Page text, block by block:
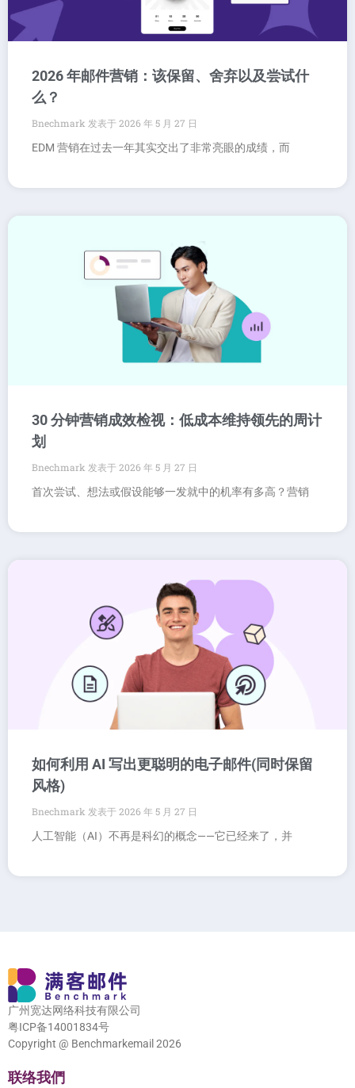
2026 年邮件营销：该保留、舍弃以及尝试什
么？
Bnechmark
2026 年 5 月 27 日
EDM 营销在过去一年其实交出了非常亮眼的成绩，而
30 分钟营销成效检视：低成本维持领先的周计
划
Bnechmark
2026 年 5 月 27 日
首次尝试、想法或假设能够一发就中的机率有多高？营销
如何利用 AI 写出更聪明的电子邮件(同时保留
风格)
Bnechmark
2026 年 5 月 27 日
人工智能（AI）不再是科幻的概念——它已经来了，并
广州宽达网络科技有限公司
粤ICP备14001834号
Copyright @ Benchmarkemail 2026
联络我們